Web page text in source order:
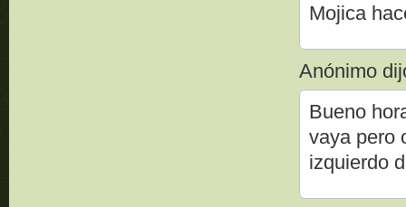
Mojica
Anónimo
Bueno
vaya pero
izquierdo